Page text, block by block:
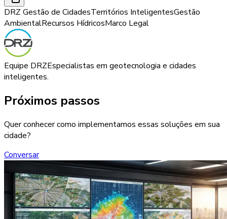
DRZ Gestão de CidadesTerritórios InteligentesGestão
AmbientalRecursos HídricosMarco Legal
Equipe DRZEspecialistas em geotecnologia e cidades
inteligentes.
Próximos passos
Quer conhecer como implementamos essas soluções em sua
cidade?
Conversar